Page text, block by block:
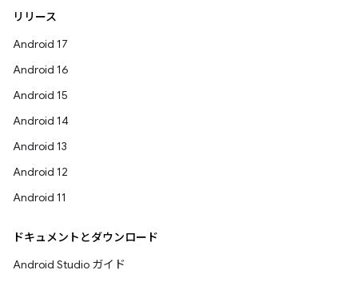
リリース
Android 17
Android 16
Android 15
Android 14
Android 13
Android 12
Android 11
ドキュメントとダウンロード
Android Studio ガイド